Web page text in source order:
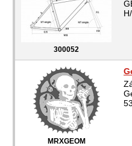
300052
MRXGEOM